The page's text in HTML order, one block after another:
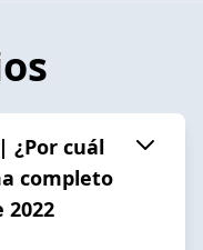
¿Por cuál
completo
2022